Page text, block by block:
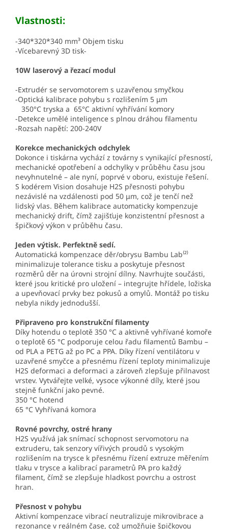
Vlastnosti:
-340*320*340 mm³ Objem tisku
-Vícebarevný 3D tisk-
10W laserový a řezací modul
-Extrudér se servomotorem s uzavřenou smyčkou
-Optická kalibrace pohybu s rozlišením 5 μm
350°C tryska a 65°C aktivní vyhřívání komory
-Detekce umělé inteligence s plnou dráhou filamentu
-Rozsah napětí: 200-240V
Korekce mechanických odchylek
Dokonce i tiskárna vychází z továrny s vynikající přesností,
mechanické opotřebení a odchylky v průběhu času jsou
nevyhnutelné – ale nyní, poprvé v oboru, existuje řešení.
S kodérem Vision dosahuje H2S přesnosti pohybu
nezávislé na vzdálenosti pod 50 μm, což je tenčí než
lidský vlas. Během kalibrace automaticky kompenzuje
mechanický drift, čímž zajišťuje konzistentní přesnost a
špičkový výkon v průběhu času.
Jeden výtisk. Perfektně sedí.
Automatická kompenzace děr/obrysu Bambu Lab⁽²⁾
minimalizuje tolerance tisku a poskytuje přesnost
rozměrů děr na úrovni strojní dílny. Navrhujte součásti,
které jsou kritické pro uložení – integrujte hřídele, ložiska
a upevňovací prvky bez pokusů a omylů. Montáž po tisku
nebyla nikdy jednodušší.
Připraveno pro konstrukční filamenty
Díky hotendu o teplotě 350 °C a aktivně vyhřívané komoře
o teplotě 65 °C podporuje celou řadu filamentů Bambu –
od PLA a PETG až po PC a PPA. Díky řízení ventilátoru v
uzavřené smyčce a přesnému řízení teploty minimalizuje
H2S deformaci a deformaci a zároveň zlepšuje přilnavost
vrstev. Vytvářejte velké, vysoce výkonné díly, které jsou
stejně funkční jako pevné.
350 °C hotend
65 °C Vyhřívaná komora
Rovné povrchy, ostré hrany
H2S využívá jak snímací schopnost servomotoru na
extruderu, tak senzory vířivých proudů s vysokým
rozlišením na trysce k přesnému řízení extruze měřením
tlaku v trysce a kalibrací parametrů PA pro každý
filament, čímž se zlepšuje hladkost povrchu a ostrost
hran.
Přesnost v pohybu
Aktivní kompenzace vibrací neutralizuje mikrovibrace a
rezonance v reálném čase, což umožňuje špičkovou